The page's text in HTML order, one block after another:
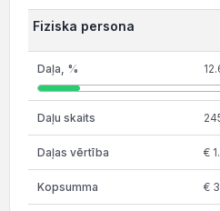
Fiziska persona
€
€